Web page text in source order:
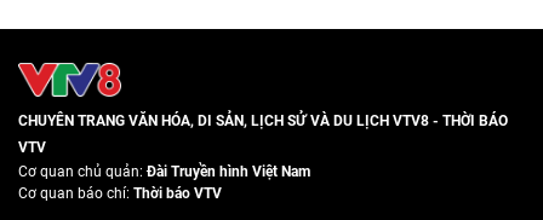
CHUYÊN TRANG VĂN HÓA, DI SẢN, LỊCH SỬ VÀ DU LỊCH VTV8 - THỜI BÁO
VTV
Cơ quan chủ quản:Đài Truyền hình Việt Nam
Cơ quan báo chí: Thời báo VTV